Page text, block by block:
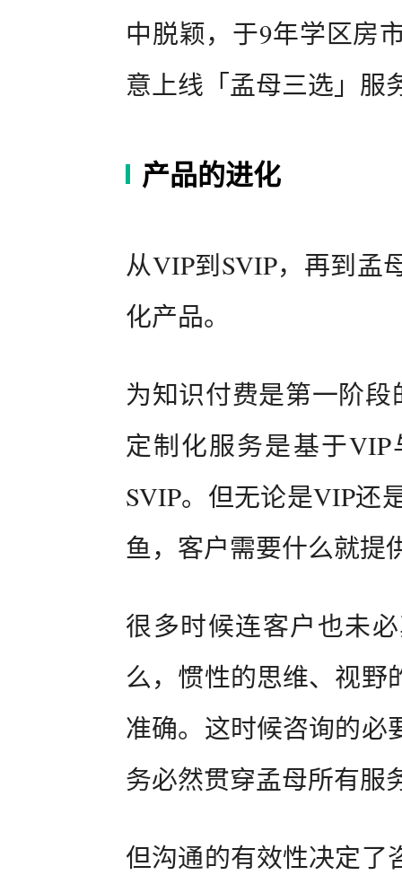
中脱颖，于9年学区房
意上线「孟母三选」服
产品的进化
从VIP到SVIP，再到孟
化产品。
为知识付费是第一阶
定制化服务是基于
SVIP。但无论是VIP还
鱼，客户需要什么就提
很多时候连客户也未
么，惯性的思维、视野
准确。这时候咨询的必
务必然贯穿孟母所有服
但沟通的有效性决定了